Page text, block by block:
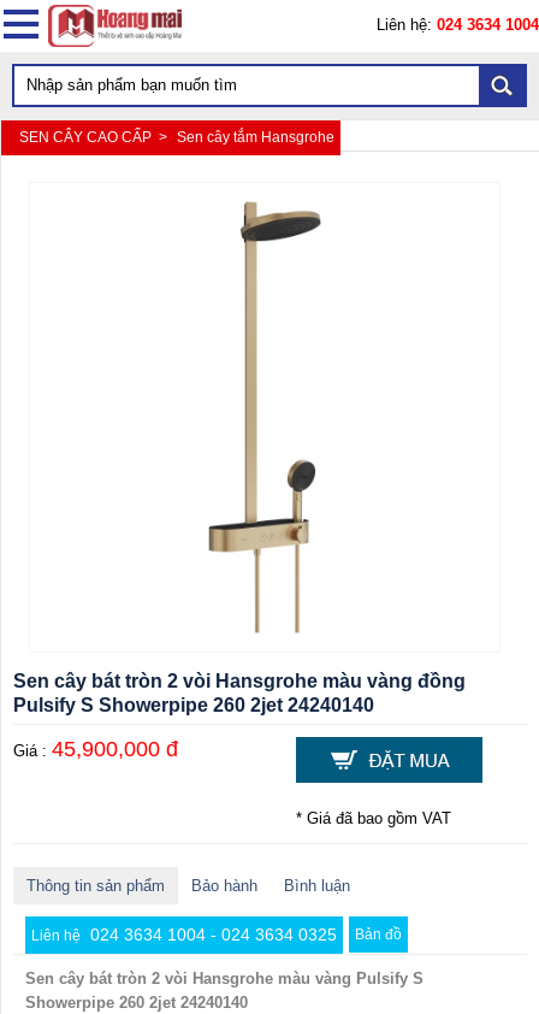
Liên hệ: 024 3634 1004
SEN CÂY CAO CẤP > Sen cây tắm Hansgrohe
Sen cây bát tròn 2 vòi Hansgrohe màu vàng đồng
Pulsify S Showerpipe 260 2jet 24240140
Giá : 45,900,000 đ
* Giá đã bao gồm VAT
Thông tin sản phẩm Bảo hành Bình luận
Liên hệ 024 3634 1004 - 024 3634 0325 Bản đồ
Sen cây bát tròn 2 vòi Hansgrohe màu vàng Pulsify S
Showerpipe 260 2jet 24240140